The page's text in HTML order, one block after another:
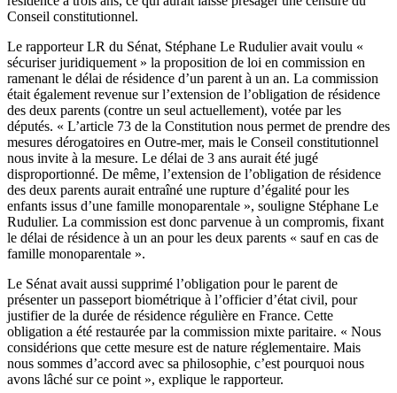
Conseil constitutionnel.
Le rapporteur LR du Sénat, Stéphane Le Rudulier avait voulu «
sécuriser juridiquement » la proposition de loi en commission en
ramenant le délai de résidence d’un parent à un an. La commission
était également revenue sur l’extension de l’obligation de résidence
des deux parents (contre un seul actuellement), votée par les
députés. « L’article 73 de la Constitution nous permet de prendre des
mesures dérogatoires en Outre-mer, mais le Conseil constitutionnel
nous invite à la mesure. Le délai de 3 ans aurait été jugé
disproportionné. De même, l’extension de l’obligation de résidence
des deux parents aurait entraîné une rupture d’égalité pour les
enfants issus d’une famille monoparentale », souligne Stéphane Le
Rudulier. La commission est donc parvenue à un compromis, fixant
le délai de résidence à un an pour les deux parents « sauf en cas de
famille monoparentale ».
Le Sénat avait aussi supprimé l’obligation pour le parent de
présenter un passeport biométrique à l’officier d’état civil, pour
justifier de la durée de résidence régulière en France. Cette
obligation a été restaurée par la commission mixte paritaire. « Nous
considérions que cette mesure est de nature réglementaire. Mais
nous sommes d’accord avec sa philosophie, c’est pourquoi nous
avons lâché sur ce point », explique le rapporteur.